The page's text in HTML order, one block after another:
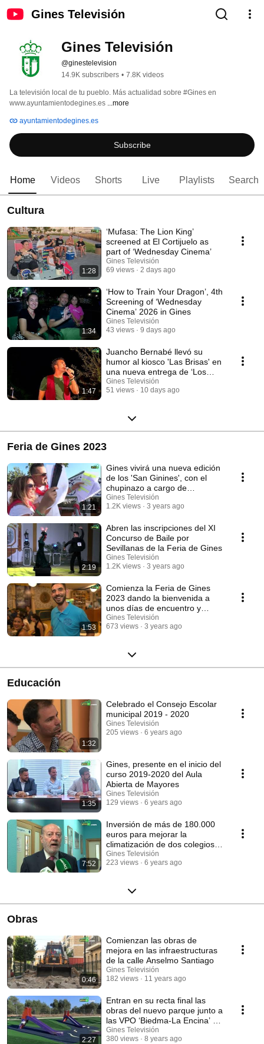
Gines Televisión
Gines Televisión
@ginestelevision
14.9K subscribers • 7.8K videos
La televisión local de tu pueblo. Más actualidad sobre #Gines en
www.ayuntamientodegines.es ...more
ayuntamientodegines.es
Subscribe
Home Videos Shorts Live Playlists Search
Cultura
1:28
‘Mufasa: The Lion King’
screened at El Cortijuelo as
part of ‘Wednesday Cinema’
Gines Televisión
69 views
2 days ago
1:34
‘How to Train Your Dragon’, 4th
Screening of ‘Wednesday
Cinema’ 2026 in Gines
Gines Televisión
43 views
9 days ago
1:47
Juancho Bernabé llevó su
humor al kiosco 'Las Brisas' en
una nueva entrega de ‘Los
martes me parto’
Gines Televisión
51 views
10 days ago
Feria de Gines 2023
1:21
Gines vivirá una nueva edición
de los 'San Ginines', con el
chupinazo a cargo de
'Regando romero...'
Gines Televisión
1.2K views
3 years ago
2:19
Abren las inscripciones del XI
Concurso de Baile por
Sevillanas de la Feria de Gines
Gines Televisión
1.2K views
3 years ago
1:53
Comienza la Feria de Gines
2023 dando la bienvenida a
unos días de encuentro y
diversión
Gines Televisión
673 views
3 years ago
Educación
1:32
Celebrado el Consejo Escolar
municipal 2019 - 2020
Gines Televisión
205 views
6 years ago
1:35
Gines, presente en el inicio del
curso 2019-2020 del Aula
Abierta de Mayores
Gines Televisión
129 views
6 years ago
7:52
Inversión de más de 180.000
euros para mejorar la
climatización de dos colegios
de Gines
Gines Televisión
223 views
6 years ago
Obras
0:46
Comienzan las obras de
mejora en las infraestructuras
de la calle Anselmo Santiago
Gines Televisión
182 views
11 years ago
2:27
Entran en su recta final las
obras del nuevo parque junto a
las VPO ‘Biedma-La Encina’ de
Gines
Gines Televisión
380 views
8 years ago